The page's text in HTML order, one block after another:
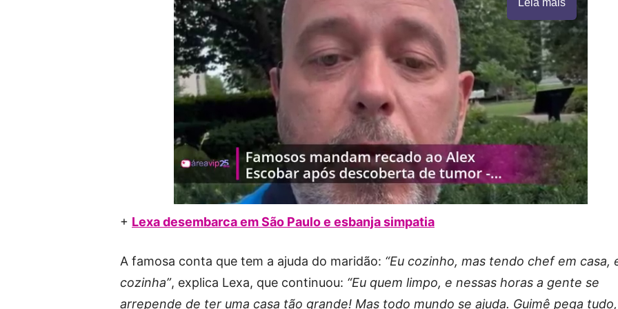
Leia mais
+ Lexa desembarca em São Paulo e esbanja simpatia
A famosa conta que tem a ajuda do maridão: “Eu cozinho, mas tendo chef em casa,
cozinha”, explica Lexa, que continuou: “Eu quem limpo, e nessas horas a gente se
arrepende de ter uma casa tão grande! Mas todo mundo se ajuda. Guimê pega tudo,